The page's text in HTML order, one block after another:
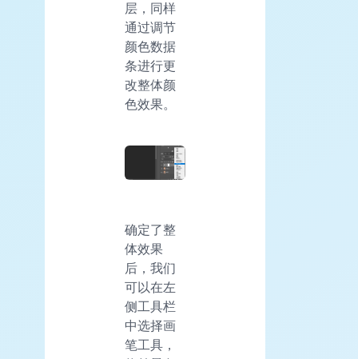
层，同样
通过调节
颜色数据
条进行更
改整体颜
色效果。
确定了整
体效果
后，我们
可以在左
侧工具栏
中选择画
笔工具，